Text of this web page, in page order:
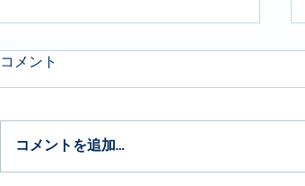
コメント
コメントを追加…